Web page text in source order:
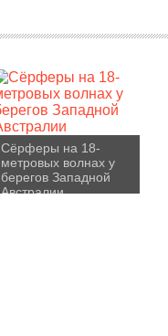
Сёрферы на 18-
метровых волнах у
берегов Западной
Австралии